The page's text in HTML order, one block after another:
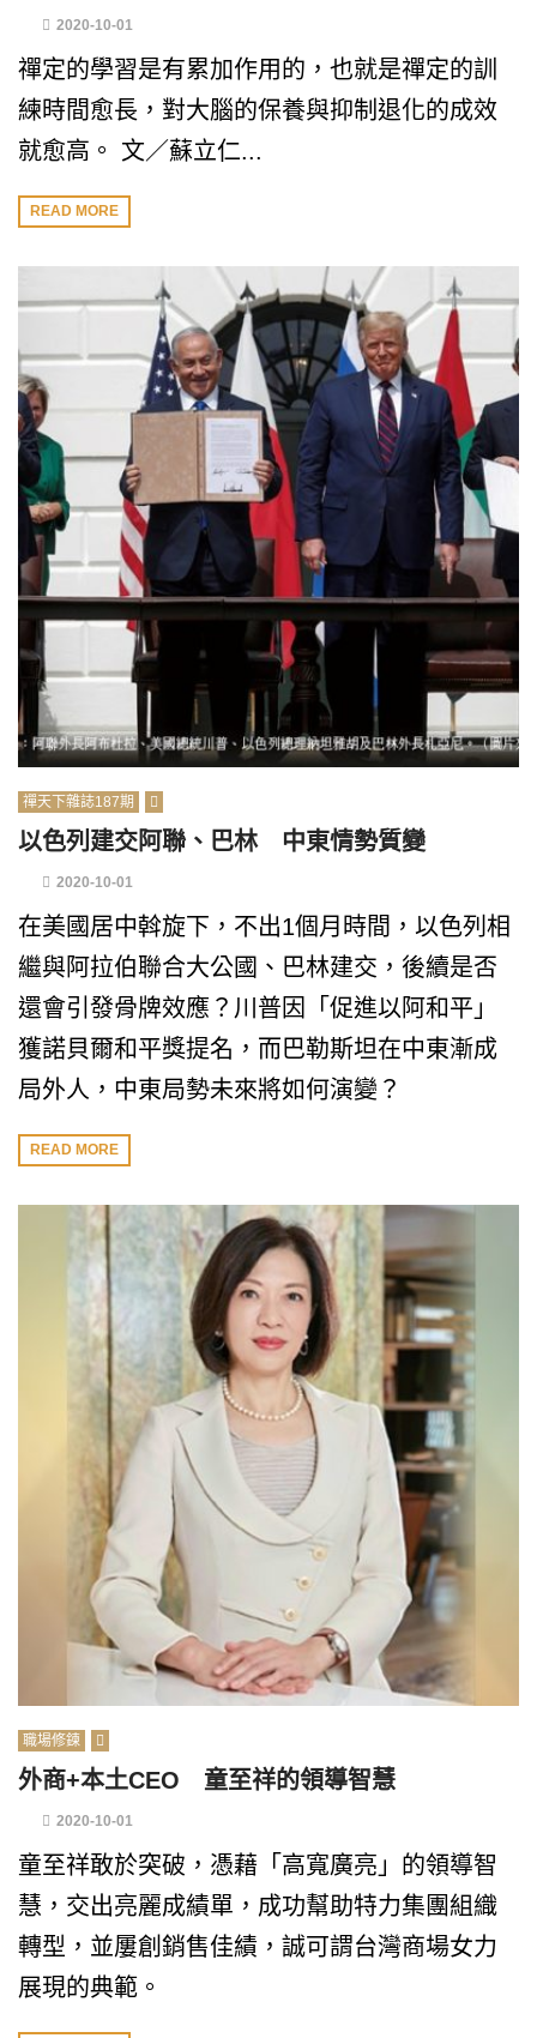
2020-10-01
禪定的學習是有累加作用的，也就是禪定的訓
練時間愈長，對大腦的保養與抑制退化的成效
就愈高。 文／蘇立仁...
READ MORE
禪天下雜誌187期
以色列建交阿聯、巴林 中東情勢質變
2020-10-01
在美國居中斡旋下，不出1個月時間，以色列相
繼與阿拉伯聯合大公國、巴林建交，後續是否
還會引發骨牌效應？川普因「促進以阿和平」
獲諾貝爾和平獎提名，而巴勒斯坦在中東漸成
局外人，中東局勢未來將如何演變？
READ MORE
職場修鍊
外商+本土CEO 童至祥的領導智慧
2020-10-01
童至祥敢於突破，憑藉「高寬廣亮」的領導智
慧，交出亮麗成績單，成功幫助特力集團組織
轉型，並屢創銷售佳績，誠可謂台灣商場女力
展現的典範。